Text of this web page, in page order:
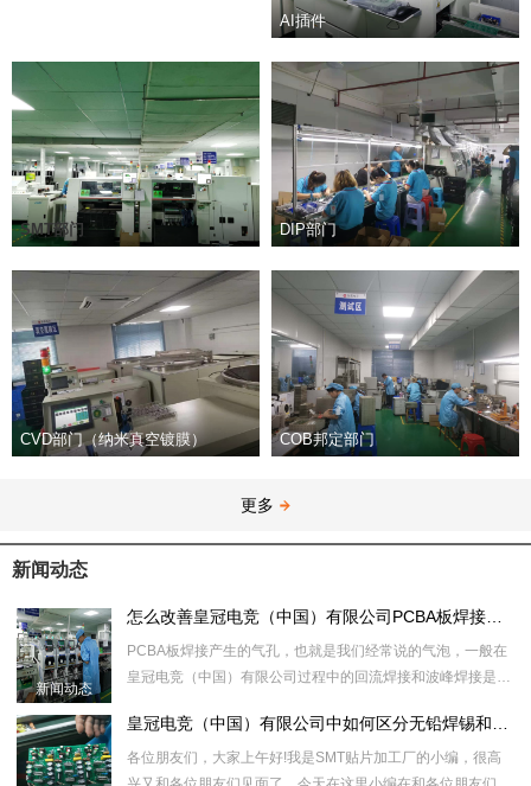
AI插件
SMT部门 DIP部门
CVD部门（纳米真空镀膜） COB邦定部门
更多
新闻动态
新闻动态
PCBA板焊接产生的气孔，也就是我们经常说的气泡，一般在
皇冠电竞（中国）有限公司过程中的回流焊接和波峰焊接是会
各位朋友们，大家上午好!我是SMT贴片加工厂的小编，很高